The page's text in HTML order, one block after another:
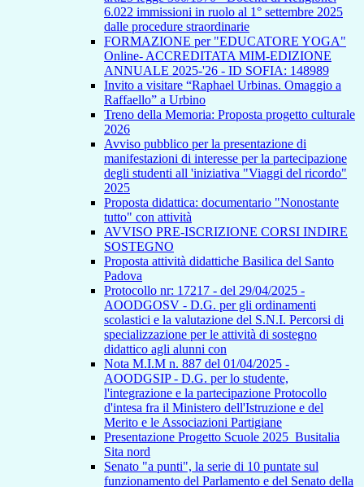
6.022 immissioni in ruolo al 1° settembre 2025
dalle procedure straordinarie
FORMAZIONE per "EDUCATORE YOGA"
Online- ACCREDITATA MIM-EDIZIONE
ANNUALE 2025-'26 - ID SOFIA: 148989
Invito a visitare “Raphael Urbinas. Omaggio a
Raffaello” a Urbino
Treno della Memoria: Proposta progetto culturale
2026
Avviso pubblico per la presentazione di
manifestazioni di interesse per la partecipazione
degli studenti all 'iniziativa "Viaggi del ricordo"
2025
Proposta didattica: documentario "Nonostante
tutto" con attività
AVVISO PRE-ISCRIZIONE CORSI INDIRE
SOSTEGNO
Proposta attività didattiche Basilica del Santo
Padova
Protocollo nr: 17217 - del 29/04/2025 -
AOODGOSV - D.G. per gli ordinamenti
scolastici e la valutazione del S.N.I. Percorsi di
specializzazione per le attività di sostegno
didattico agli alunni con
Nota M.I.M n. 887 del 01/04/2025 -
AOODGSIP - D.G. per lo studente,
l'integrazione e la partecipazione Protocollo
d'intesa fra il Ministero dell'Istruzione e del
Merito e le Associazioni Partigiane
Presentazione Progetto Scuole 2025_Busitalia
Sita nord
Senato "a punti", la serie di 10 puntate sul
funzionamento del Parlamento e del Senato della